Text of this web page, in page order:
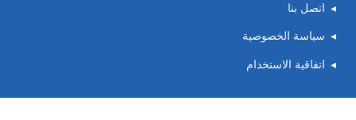
اتصل بنا
سياسة الخصوصية
اتفاقية الاستخدام